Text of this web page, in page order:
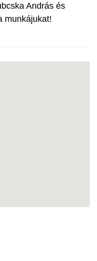
András és
munkájukat!